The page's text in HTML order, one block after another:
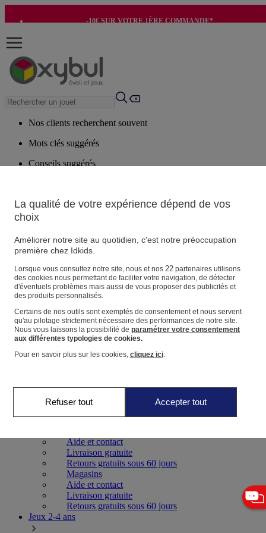
-10€ SUR VOTRE 1ÈRE COMMANDE*
Nos clients recherchent souvent
Mots clés suggérés
Conseils suggérés
Suivre une commande
Panier
Favoris
Aide et contact
Livraison gratuite
Retours gratuits sous 60 jours
Magasins
Aide et contact
Livraison gratuite
Retours gratuits sous 60 jours
Jeux 2-4 ans
La qualité de votre expérience dépend de vos
choix
Améliorer notre site au quotidien, c'est notre préoccupation
première chez Idkids.
Lorsque vous consultez notre site, nous et nos 22partenaires utilisons
des cookies nous permettant de faciliter votre navigation, de détecter
d'éventuels problèmes mais aussi de vous proposer des publicités et
des produits personnalisés.
Certains de nos outils sont exemptés de consentement et nous servent
qu'au pilotage strictement nécessaire des performances de notre site.
Nous vous laissons la possibilité de paramétrer votre consentement
aux différentes typologies de cookies.
Pour en savoir plus sur les cookies, cliquez ici.
Refuser tout Accepter tout